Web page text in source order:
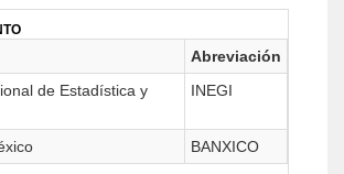
Abreviación
de Estadística y
INEGI
BANXICO